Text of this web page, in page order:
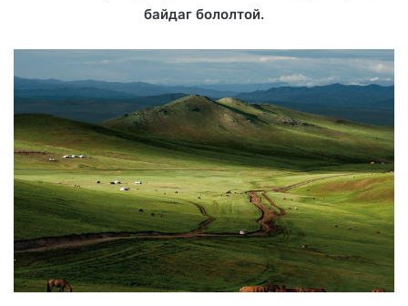
байдаг бололтой.